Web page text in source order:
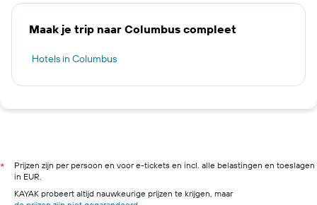
Maak je trip naar Columbus compleet
Hotels in Columbus
*
Prijzen zijn per persoon en voor e-tickets en incl. alle belastingen en toeslagen
in EUR.
KAYAK probeert altijd nauwkeurige prijzen te krijgen, maar